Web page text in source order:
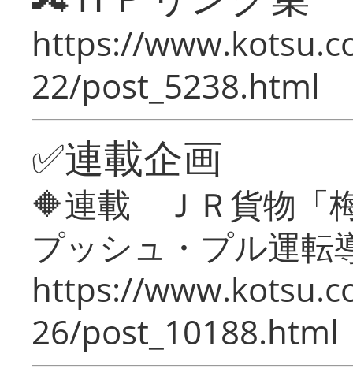
https://
22/post_5238.html
✅連載企画
🔶連載 ＪＲ貨物「
プッシュ・プル運転
https://
26/post_10188.html